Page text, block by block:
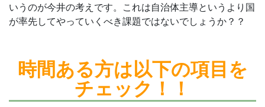
いうのが今井の考えです。これは自治体主導というより国
が率先してやっていくべき課題ではないでしょうか？？
時間ある方は以下の項目を
チェック！！